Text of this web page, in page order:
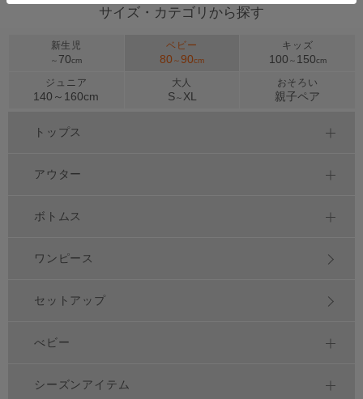
サイズ・カテゴリから探す
新生児
～ 70cm
ベビー
80 ～90cm
キッズ
100 ～ 150cm
ジュニア
140～ 160cm
大人
S～XL
おそろい
親子ペア
トップス
アウター
ボトムス
ワンピース
セットアップ
べビー
シーズンアイテム